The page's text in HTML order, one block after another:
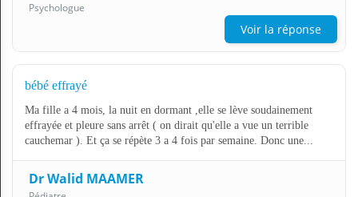
Psychologue
Voir la réponse
bébé effrayé
Ma fille a 4 mois, la nuit en dormant ,elle se lève soudainement
effrayée et pleure sans arrêt ( on dirait qu'elle a vue un terrible
cauchemar ). Et ça se répète 3 a 4 fois par semaine. Donc une...
Dr Walid MAAMER